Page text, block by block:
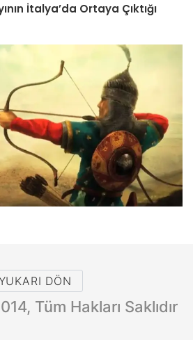
İtalya’da Ortaya Çıktığı
DÖN
Tüm Hakları Saklıdır